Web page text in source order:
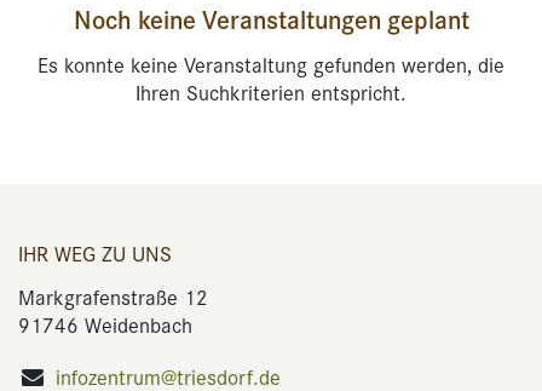
Noch keine Veranstaltungen geplant
Es konnte keine Veranstaltung gefunden werden, die
Ihren Suchkriterien entspricht.
IHR WEG ZU UNS
Markgrafenstraße 12
91746 Weidenbach
infozentrum@triesdorf.de